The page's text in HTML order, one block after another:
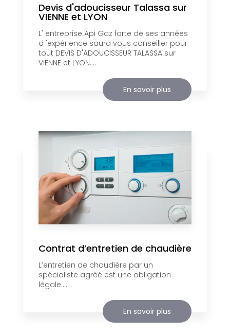
Devis d'adoucisseur Talassa sur
VIENNE et LYON
L' entreprise Api Gaz forte de ses années
d 'expérience saura vous conseiller pour
tout DEVIS D'ADOUCISSEUR TALASSA sur
VIENNE et LYON....
En savoir plus
Contrat d’entretien de chaudière
L’entretien de chaudière par un
spécialiste agréé est une obligation
légale....
En savoir plus